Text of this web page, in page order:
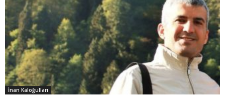
İnan Kaloğulları